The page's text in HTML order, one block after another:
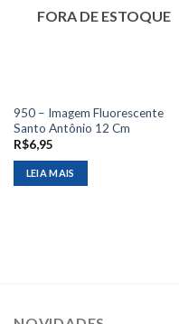
FORA DE ESTOQUE
950 – Imagem Fluorescente
Santo Antônio 12 Cm
R$6,95
LEIA MAIS